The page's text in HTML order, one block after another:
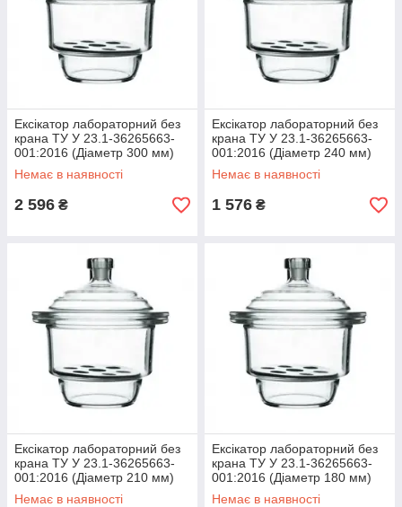
Ексікатор лабораторний без
крана ТУ У 23.1-36265663-
001:2016 (Діаметр 300 мм)
Немає в наявності
2 596 ₴
Ексікатор лабораторний без
крана ТУ У 23.1-36265663-
001:2016 (Діаметр 240 мм)
Немає в наявності
1 576 ₴
Ексікатор лабораторний без
крана ТУ У 23.1-36265663-
001:2016 (Діаметр 210 мм)
Немає в наявності
Ексікатор лабораторний без
крана ТУ У 23.1-36265663-
001:2016 (Діаметр 180 мм)
Немає в наявності